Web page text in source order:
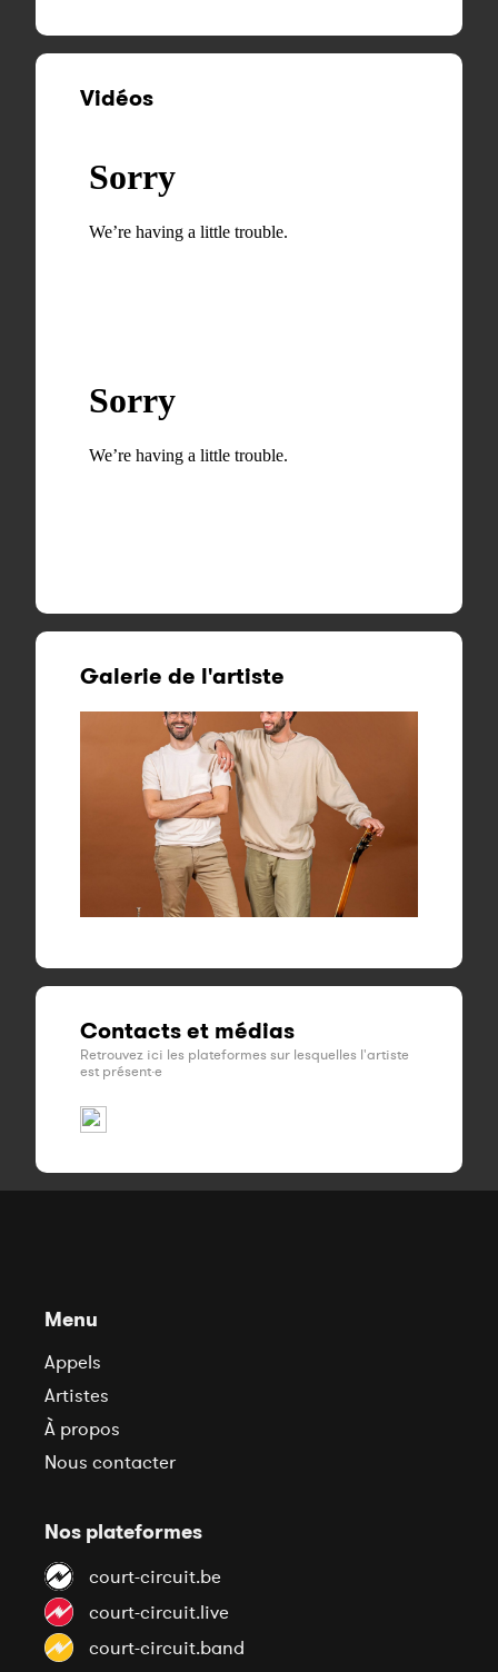
Vidéos
Galerie de l'artiste
Contacts et médias
Retrouvez ici les plateformes sur lesquelles l'artiste
est présent·e
Menu
Appels
Artistes
À propos
Nous contacter
Nos plateformes
court-circuit.be
court-circuit.live
court-circuit.band